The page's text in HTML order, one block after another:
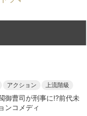
アクション 上流階級
御曹司が刑事に!?前代未
ンコメディ